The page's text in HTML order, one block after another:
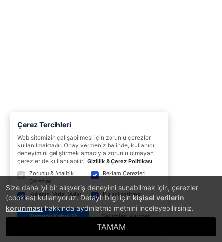
Size daha iyi bir alışveriş deneyimi sunabilmek için, çerezler
(cookies) kullanıyoruz. Detaylı bilgi içinkişisel verilerin
korunmasıhakkında aydınlatma metnini inceleyebilirsiniz.
TAMAM
Çerez Tercihleri
Web sitemizin çalışabilmesi için zorunlu çerezler
kullanılmaktadır. Onay vermeniz halinde, kullanıcı
deneyimini geliştirmek amacıyla zorunlu olmayan
çerezler de kullanılabilir. Gizlilik & Çerez Politikası
Zorunlu & Analitik
Çerezler
Reklam Çerezleri
Kullanıcı Verisi (Ads) Kişiselleştirme
Tümünü Kabul Et Seçimleri Kaydet